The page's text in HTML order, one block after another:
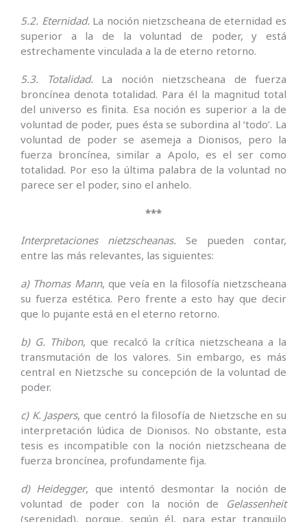
5.2. Eternidad. La noción nietzscheana de eternidad es
superior a la de la voluntad de poder, y está
estrechamente vinculada a la de eterno retorno.
5.3. Totalidad. La noción nietzscheana de fuerza
broncínea denota totalidad. Para él la magnitud total
del universo es finita. Esa noción es su­perior a la de
voluntad de poder, pues ésta se subordina al ‘todo’. La
voluntad de poder se asemeja a Dionisos, pero la
fuerza broncínea, similar a Apolo, es el ser como
totalidad. Por eso la última palabra de la voluntad no
parece ser el poder, sino el anhelo.
***
Interpretaciones nietzscheanas. Se pueden contar,
entre las más relevantes, las siguientes:
a) Thomas Mann, que veía en la filosofía nietzscheana
su fuerza estética. Pero frente a esto hay que decir
que lo pujante está en el eterno retorno.
b) G. Thibon, que recalcó la crítica nietzscheana a la
transmutación de los valores. Sin embargo, es más
central en Nietzsche su concepción de la voluntad de
poder.
c) K. Jaspers, que centró la filosofía de Nietzsche en su
interpretación lúdica de Dionisos. No obstante, esta
tesis es incompatible con la noción nietzscheana de
fuerza broncínea, profundamente fija.
d) Heidegger, que intentó desmontar la noción de
voluntad de poder con la noción de Gelassenheit
(serenidad), por­que, según él, para estar tranquilo